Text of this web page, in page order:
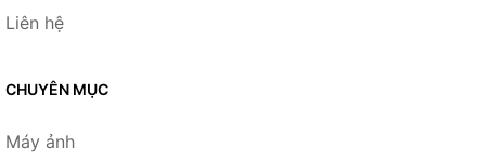
Liên hệ
CHUYÊN MỤC
Máy ảnh